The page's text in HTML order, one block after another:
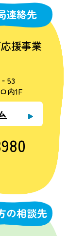
連絡先
援事業
内1F
の相談先